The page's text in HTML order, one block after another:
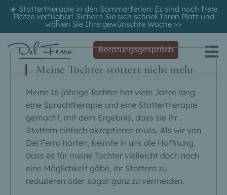
☀️ Stottertherapie in den Sommerferien: Es sind noch freie
Plätze verfügbar! Sichern Sie sich schnell Ihren Platz und
wählen Sie Ihre gewünschte Woche >>
Beratungsgespräch
Meine Tochter stottert nicht mehr
Meine 16-jährige Tochter hat viele Jahre lang
eine Sprachtherapie und eine Stottertherapie
gemacht, mit dem Ergebnis, dass sie ihr
Stottern einfach akzeptieren muss. Als wir von
Del Ferro hörten, keimte in uns die Hoffnung,
dass es für meine Tochter vielleicht doch noch
eine Möglichkeit gäbe, ihr Stottern zu
reduzieren oder sogar ganz zu vermeiden.